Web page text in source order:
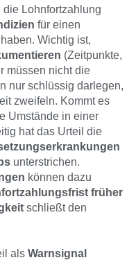
die Lohnfortzahlung
für einen
Wichtig ist,
(Zeitpunkte,
müssen nicht die
nur schlüssig darlegen,
zweifeln. Kommt es
Umstände in einer
hat das Urteil die
unterstrichen.
können dazu
früher
schließt den
als Warnsignal